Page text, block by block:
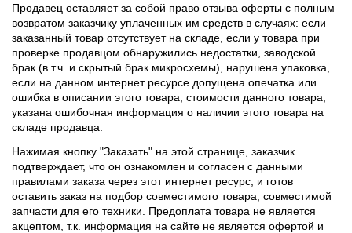
Продавец оставляет за собой право отзыва оферты с полным
возвратом заказчику уплаченных им средств в случаях: если
заказанный товар отсутствует на складе, если у товара при
проверке продавцом обнаружились недостатки, заводской
брак (в т.ч. и скрытый брак микросхемы), нарушена упаковка,
если на данном интернет ресурсе допущена опечатка или
ошибка в описании этого товара, стоимости данного товара,
указана ошибочная информация о наличии этого товара на
складе продавца.
Нажимая кнопку "Заказать" на этой странице, заказчик
подтверждает, что он ознакомлен и согласен с данными
правилами заказа через этот интернет ресурс, и готов
оставить заказ на подбор совместимого товара, совместимой
запчасти для его техники. Предоплата товара не является
акцептом, т.к. информация на сайте не является офертой и